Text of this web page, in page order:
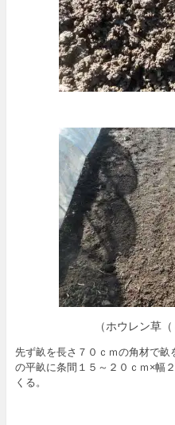
（ホウレン草
先ず畝を長さ７０ｃｍの角材で
の平畝に条間１５～２０ｃｍ×幅
くる。